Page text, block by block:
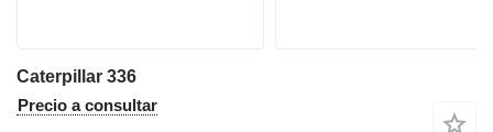
Caterpillar 336
Precio a consultar